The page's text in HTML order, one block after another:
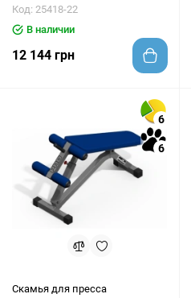
Код: 25418-22
В наличии
12 144 грн
6
6
Скамья для пресса